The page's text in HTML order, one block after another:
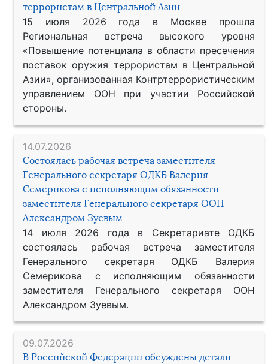
террористам в Центральной Азии
15 июля 2026 года в Москве прошла
Региональная встреча высокого уровня
«Повышение потенциала в области пресечения
поставок оружия террористам в Центральной
Азии», организованная Контртеррористическим
управлением ООН при участии Российской
стороны.
14.07.2026
Состоялась рабочая встреча заместителя
Генерального секретаря ОДКБ Валерия
Семерикова с исполняющим обязанности
заместителя Генерального секретаря ООН
Александром Зуевым
14 июля 2026 года в Секретариате ОДКБ
состоялась рабочая встреча заместителя
Генерального секретаря ОДКБ Валерия
Семерикова с исполняющим обязанности
заместителя Генерального секретаря ООН
Александром Зуевым.
09.07.2026
В Российской Федерации обсуждены детали